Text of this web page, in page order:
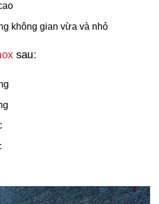
không gian vừa và nhỏ
sau: